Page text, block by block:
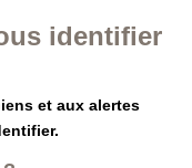
identifier
et aux alertes